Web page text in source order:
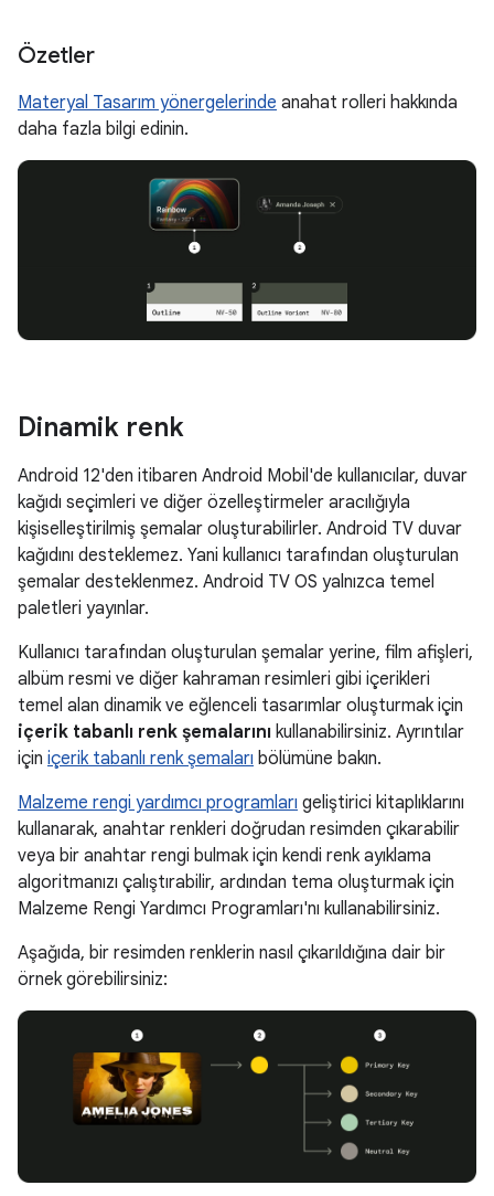
Özetler
Materyal Tasarım yönergelerinde anahat rolleri hakkında
daha fazla bilgi edinin.
Dinamik renk
Android 12'den itibaren Android Mobil'de kullanıcılar, duvar
kağıdı seçimleri ve diğer özelleştirmeler aracılığıyla
kişiselleştirilmiş şemalar oluşturabilirler. Android TV duvar
kağıdını desteklemez. Yani kullanıcı tarafından oluşturulan
şemalar desteklenmez. Android TV OS yalnızca temel
paletleri yayınlar.
Kullanıcı tarafından oluşturulan şemalar yerine, film afişleri,
albüm resmi ve diğer kahraman resimleri gibi içerikleri
temel alan dinamik ve eğlenceli tasarımlar oluşturmak için
içerik tabanlı renk şemalarını kullanabilirsiniz. Ayrıntılar
için içerik tabanlı renk şemaları bölümüne bakın.
Malzeme rengi yardımcı programları geliştirici kitaplıklarını
kullanarak, anahtar renkleri doğrudan resimden çıkarabilir
veya bir anahtar rengi bulmak için kendi renk ayıklama
algoritmanızı çalıştırabilir, ardından tema oluşturmak için
Malzeme Rengi Yardımcı Programları'nı kullanabilirsiniz.
Aşağıda, bir resimden renklerin nasıl çıkarıldığına dair bir
örnek görebilirsiniz: